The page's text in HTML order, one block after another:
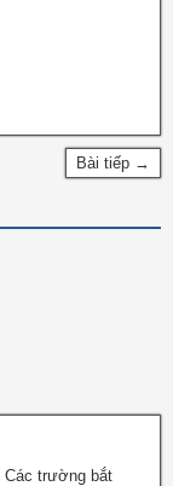
Bài tiếp →
Các trường bắt